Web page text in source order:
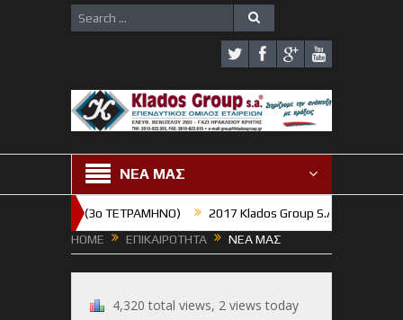
ΝΕΑ ΜΑΣ
(3o TETΡΑΜΗΝΟ)
2017 Klados Group S.A. : Χρόνια
HOME
ΕΠΙΚΑΙΡΟΤΗΤΑ ΝΕΑ ΜΑΣ
4,320 total views, 2 views today